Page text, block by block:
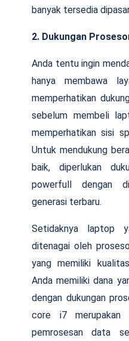
banyak tersedia
2. Dukungan
Anda tentu ingin
hanya membawa
memperhatikan
sebelum membeli
memperhatikan sisi
Untuk mendukung
baik, diperlukan
powerfull dengan
generasi terbaru.
Setidaknya laptop
ditenagai oleh
yang memiliki
Anda memiliki dana
dengan dukungan
core i7
pemrosesan data